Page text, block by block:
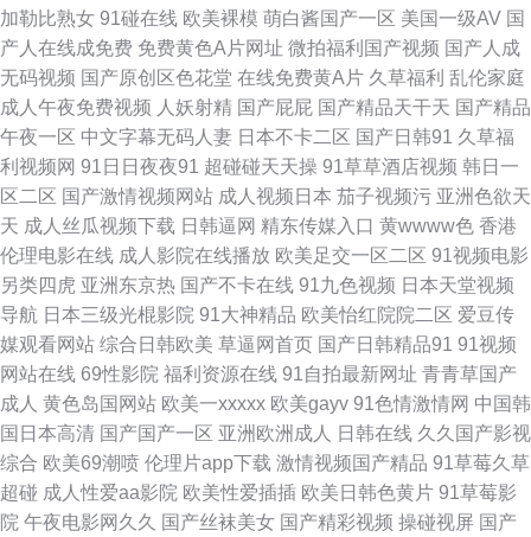
国产白拍不卡c a级网站 国产尤物放精品 操逼操色图 91福利大全 91大片免
费看 婷婷五月尤物 欧美亚洲麻豆成人 自拍h网 91色虎免费观看 91免费在线
破视频 91国视频在线蜜桃 91v国产精品酒视频 69热伊人青青 91字幕网网站
91蜜臀久久 91视频韩国限制级中文 91海角社区午夜 91tv在线网站 国内视频
自拍99re 91白丝制服 白丝骚货艹白浆在线 玖玖资源总站 天堂资源 91婷婷
色 国产丝袜自拍 色9精品 91老师片黄网站 国产99在线精品 深夜电影网站在
线观看 91青草草 岛国成人在线不卡 日韩成人网 91露出视频 福利在线 欧美
色图41P 综合色情第七页 www射 狼人五月天综合影院 91手机在线 极品视频
91 色色欧美久 91黑料黑丝 黄色香蕉网站 五月天婷婷美眉综合 91社视频神
加勒比熟女 91碰在线 欧美裸模 萌白酱国产一区 美国一级AV 国
产人在线成免费 免费黄色A片网址 微拍福利国产视频 国产人成
无码视频 国产原创区色花堂 在线免费黄A片 久草福利 乱伦家庭
成人午夜免费视频 人妖射精 国产屁屁 国产精品天干天 国产精品
午夜一区 中文字幕无码人妻 日本不卡二区 国产日韩91 久草福
利视频网 91日日夜夜91 超碰碰天天操 91草草酒店视频 韩日一
区二区 国产激情视频网站 成人视频日本 茄子视频污 亚洲色欲天
天 成人丝瓜视频下载 日韩逼网 精东传媒入口 黄wwww色 香港
伦理电影在线 成人影院在线播放 欧美足交一区二区 91视频电影
另类四虎 亚洲东京热 国产不卡在线 91九色视频 日本天堂视频
导航 日本三级光棍影院 91大神精品 欧美怡红院院二区 爱豆传
媒观看网站 综合日韩欧美 草逼网首页 国产日韩精品91 91视频
网站在线 69性影院 福利资源在线 91自拍最新网址 青青草国产
成人 黄色岛国网站 欧美一xxxxx 欧美gayv 91色情激情网 中国韩
国日本高清 国产国产一区 亚洲欧洲成人 日韩在线 久久国产影视
综合 欧美69潮喷 伦理片app下载 激情视频国产精品 91草莓久草
超碰 成人性爱aa影院 欧美性爱插插 欧美日韩色黄片 91草莓影
院 午夜电影网久久 国产丝袜美女 国产精彩视频 操碰视屏 国产